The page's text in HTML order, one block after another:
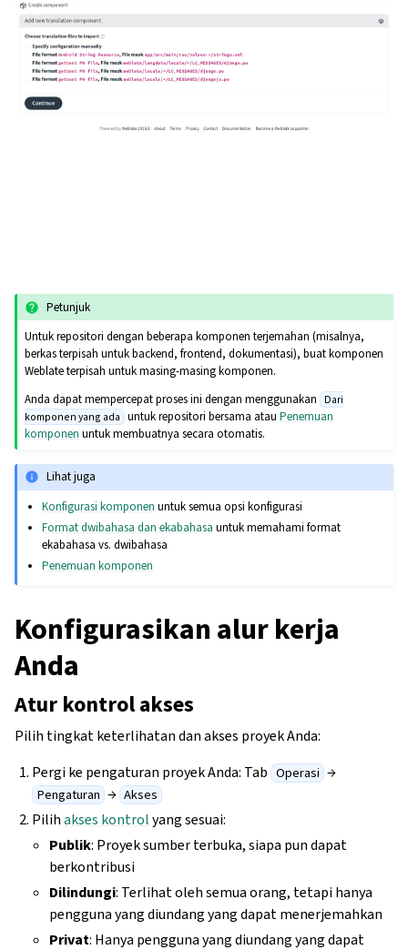
Petunjuk
Untuk repositori dengan beberapa komponen terjemahan (misalnya,
berkas terpisah untuk backend, frontend, dokumentasi), buat komponen
Weblate terpisah untuk masing-masing komponen.
Anda dapat mempercepat proses ini dengan menggunakan Dari
komponen yang ada untuk repositori bersama atau Penemuan
komponen untuk membuatnya secara otomatis.
Lihat juga
Konfigurasi komponen untuk semua opsi konfigurasi
Format dwibahasa dan ekabahasa untuk memahami format
ekabahasa vs. dwibahasa
Penemuan komponen
Konfigurasikan alur kerja
Anda
Atur kontrol akses
Pilih tingkat keterlihatan dan akses proyek Anda:
Pergi ke pengaturan proyek Anda: Tab Operasi →
Pengaturan → Akses
Pilihakses kontrolyang sesuai:
Publik: Proyek sumber terbuka, siapa pun dapat
berkontribusi
Dilindungi: Terlihat oleh semua orang, tetapi hanya
pengguna yang diundang yang dapat menerjemahkan
Privat: Hanya pengguna yang diundang yang dapat